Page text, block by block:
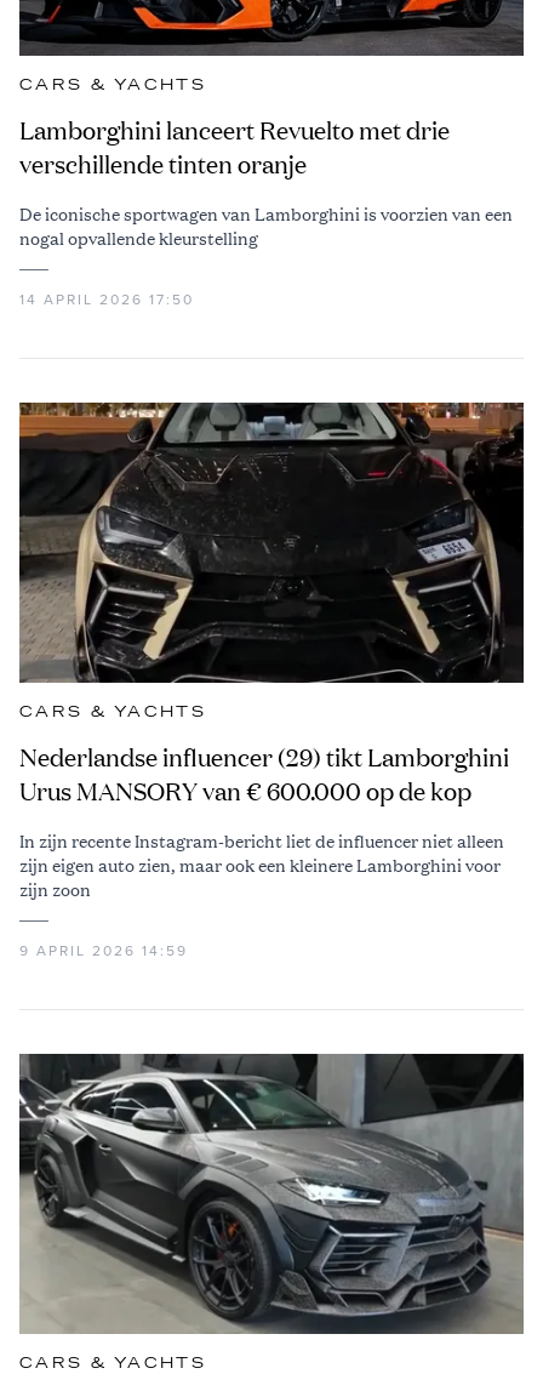
CARS & YACHTS
Lamborghini lanceert Revuelto met drie
verschillende tinten oranje
De iconische sportwagen van Lamborghini is voorzien van een
nogal opvallende kleurstelling
14 APRIL 2026 17:50
CARS & YACHTS
Nederlandse influencer (29) tikt Lamborghini
Urus MANSORY van € 600.000 op de kop
In zijn recente Instagram-bericht liet de influencer niet alleen
zijn eigen auto zien, maar ook een kleinere Lamborghini voor
zijn zoon
9 APRIL 2026 14:59
CARS & YACHTS